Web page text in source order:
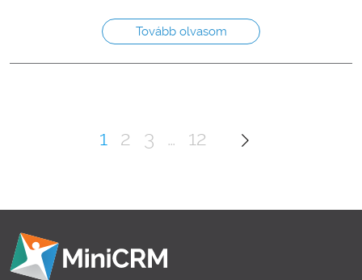
Tovább olvasom
Posts
pagination
1 2 3 … 12